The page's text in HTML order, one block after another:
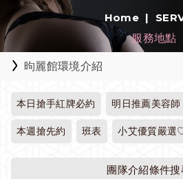
Home
服務地點
昫麗館環境介紹
本日搶手紅牌必約 明日推薦美容師
本週搶先約 班表 小艾優質嚴
團隊介紹條件